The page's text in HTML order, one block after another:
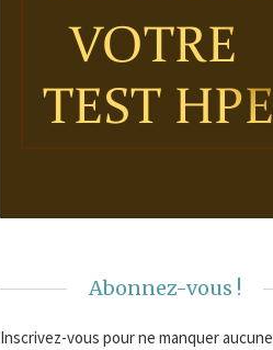
Abonnez-vous !
Inscrivez-vous pour ne manquer aucune